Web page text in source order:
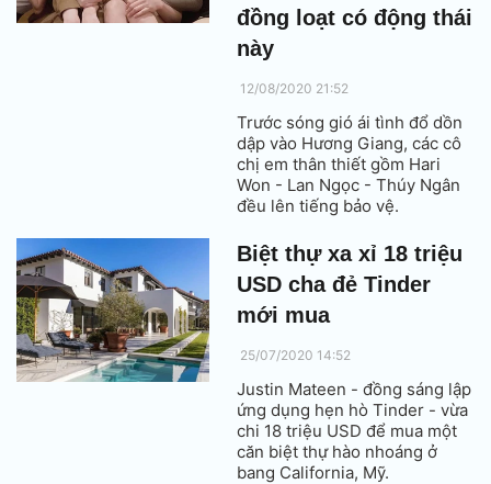
đồng loạt có động thái
này
12/08/2020 21:52
Trước sóng gió ái tình đổ dồn
dập vào Hương Giang, các cô
chị em thân thiết gồm Hari
Won - Lan Ngọc - Thúy Ngân
đều lên tiếng bảo vệ.
Biệt thự xa xỉ 18 triệu
USD cha đẻ Tinder
mới mua
25/07/2020 14:52
Justin Mateen - đồng sáng lập
ứng dụng hẹn hò Tinder - vừa
chi 18 triệu USD để mua một
căn biệt thự hào nhoáng ở
bang California, Mỹ.